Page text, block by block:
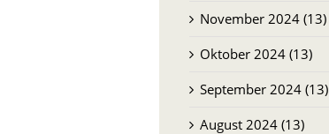
November 2024 (13)
Oktober 2024 (13)
September 2024 (13)
August 2024 (13)